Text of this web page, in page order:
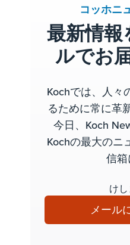
コッホニ
最新情
ルでお
Kochでは、人々
るために常に革
今日、Koch
Kochの最大のニ
信
けし
メール